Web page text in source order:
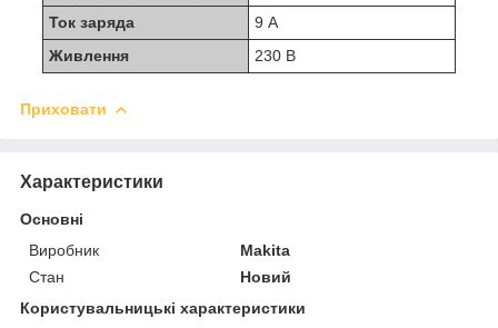
Ток заряда
9 А
Живлення
230 В
Приховати
Характеристики
Основні
Виробник
Makita
Стан
Новий
Користувальницькі характеристики